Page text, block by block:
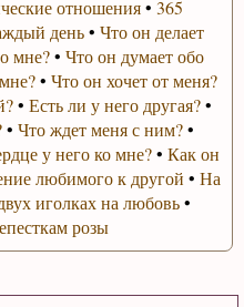
отношения•365
день• Что он делает
мне?•Что он думает обо
• Что он хочет от меня?
•Есть ли у него другая?•
•Что ждет меня с ним?•
у него ко мне?• Как он
любимого к другой • На
иголках на любовь•
розы